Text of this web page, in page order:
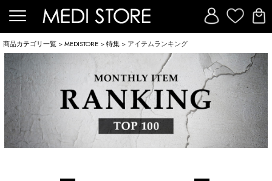
商品カテゴリ一覧 >MEDISTORE >特集 > アイテムランキング